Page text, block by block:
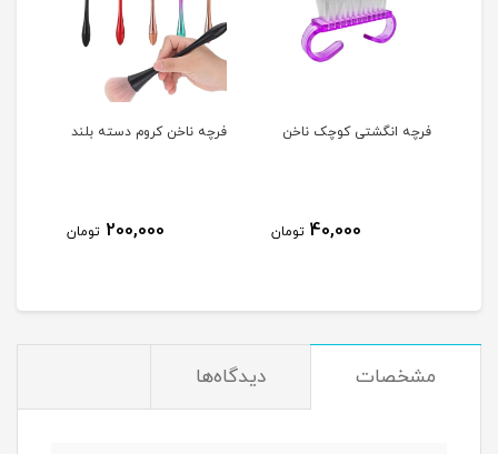
فرچه انگشتی کوچک ناخن
40,000 تومان
فرچه ناخن کروم دسته بلند
200,000 تومان
مشخصات دیدگاه‌ها